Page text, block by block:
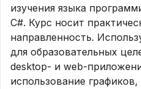
изучения языка
C#. Курс носит
направленность.
для образовательных
desktop- и web-
использование графиков,